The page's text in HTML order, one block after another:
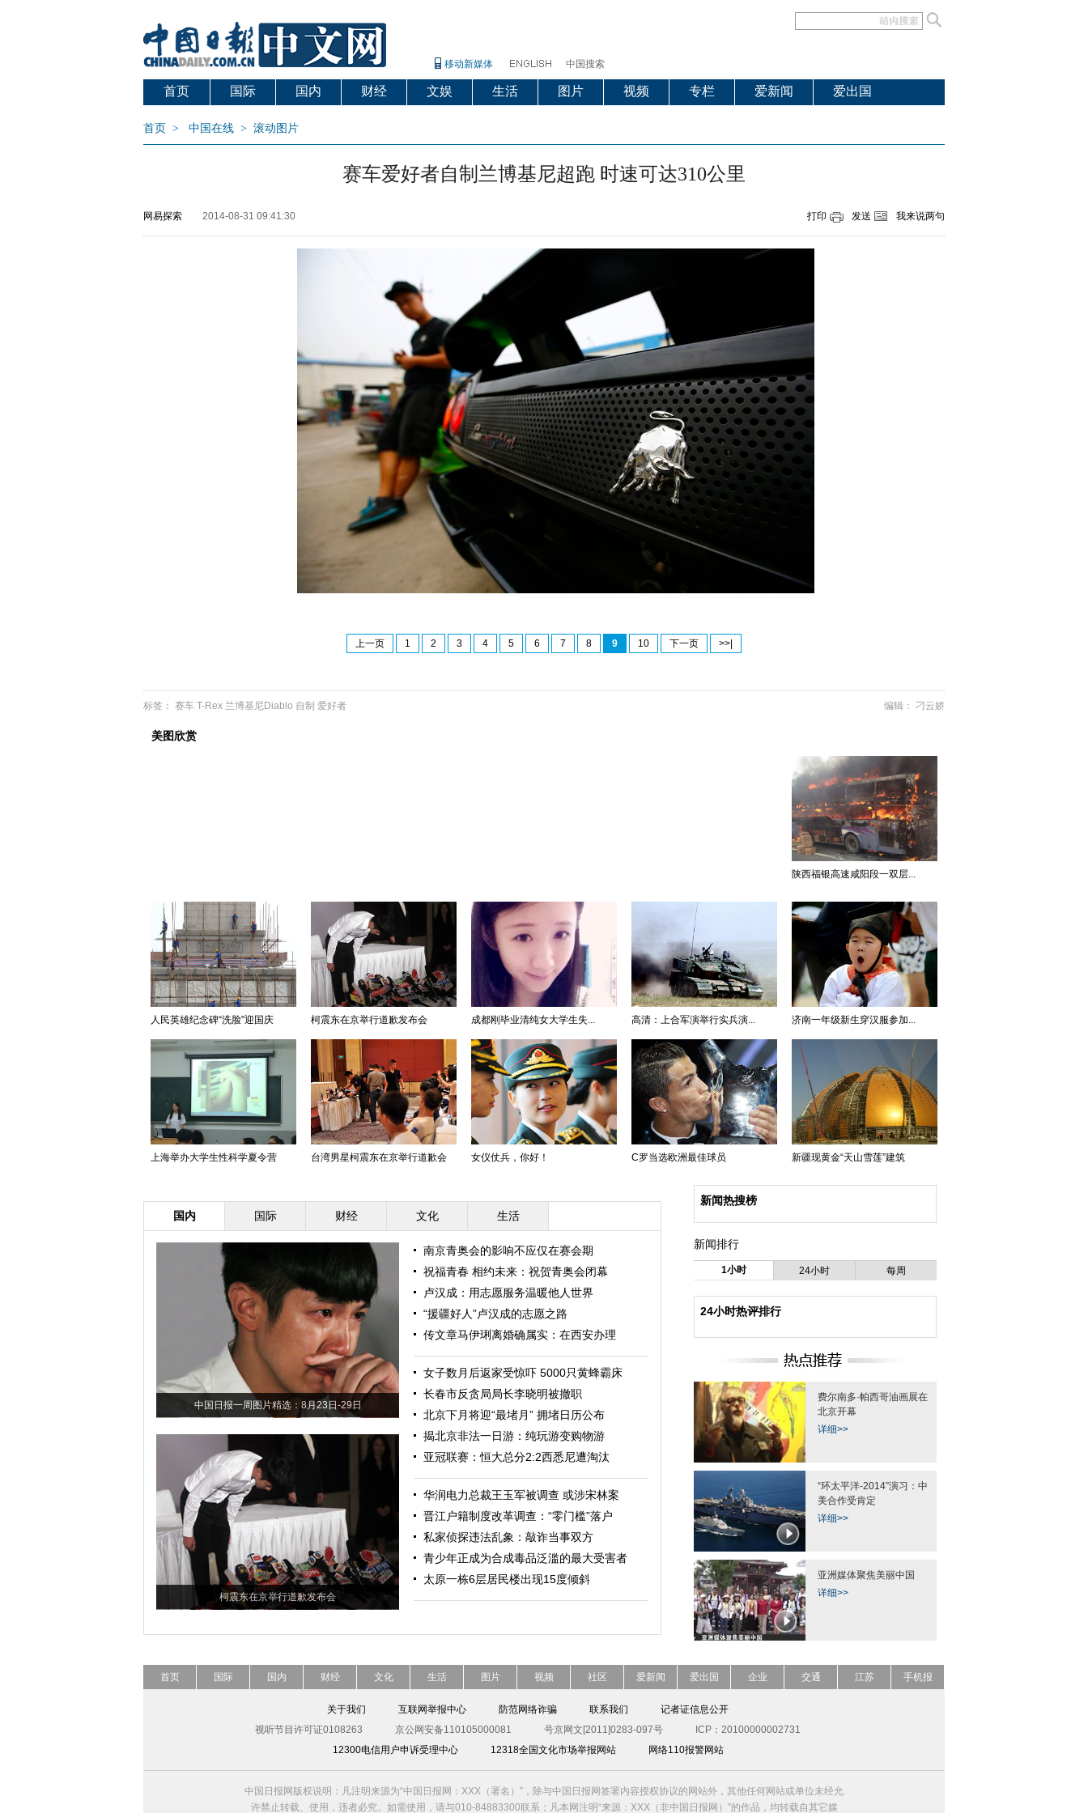
移动新媒体 中国搜索
首页 国际 国内 财经 文娱 生活 图片 视频 专栏 爱新闻 爱出国
首页 > 中国在线 > 滚动图片
赛车爱好者自制兰博基尼超跑 时速可达310公里
网易探索 2014-08-31 09:41:30 打印 发送 我来说两句
上一页 1 2 3 4 5 6 7 8 9 10 下一页 >>|
编辑： 刁云娇
标签： 赛车 T-Rex 兰博基尼Diablo 自制 爱好者
美图欣赏
陕西福银高速咸阳段一双层...
人民英雄纪念碑“洗脸”迎国庆 柯震东在京举行道歉发布会 成都刚毕业清纯女大学生失... 高清：上合军演举行实兵演... 济南一年级新生穿汉服参加...
上海举办大学生性科学夏令营 台湾男星柯震东在京举行道歉会 女仪仗兵，你好！ C罗当选欧洲最佳球员 新疆现黄金“天山雪莲”建筑
国内 国际 财经 文化 生活
中国日报一周图片精选：8月23日-29日
柯震东在京举行道歉发布会
南京青奥会的影响不应仅在赛会期
祝福青春 相约未来：祝贺青奥会闭幕
卢汉成：用志愿服务温暖他人世界
“援疆好人”卢汉成的志愿之路
传文章马伊琍离婚确属实：在西安办理
女子数月后返家受惊吓 5000只黄蜂霸床
长春市反贪局局长李晓明被撤职
北京下月将迎“最堵月” 拥堵日历公布
揭北京非法一日游：纯玩游变购物游
亚冠联赛：恒大总分2:2西悉尼遭淘汰
华润电力总裁王玉军被调查 或涉宋林案
晋江户籍制度改革调查：“零门槛”落户
私家侦探违法乱象：敲诈当事双方
青少年正成为合成毒品泛滥的最大受害者
太原一栋6层居民楼出现15度倾斜
新闻热搜榜
新闻排行
1小时 24小时 每周
24小时热评排行
费尔南多·帕西哥油画展在
北京开幕
详细>>
“环太平洋-2014”演习：中
美合作受肯定
详细>>
亚洲媒体聚焦美丽中国
详细>>
首页 国际 国内 财经 文化 生活 图片 视频 社区 爱新闻 爱出国 企业 交通 江苏 手机报
关于我们 互联网举报中心 防范网络诈骗 联系我们
记者证信息公开
视听节目许可证0108263
京公网安备110105000081 号京网文[2011]0283-097号
ICP：20100000002731
12300电信用户申诉受理中心
12318全国文化市场举报网站 网络110报警网站
中国日报网版权说明：凡注明来源为“中国日报网：XXX（署名）”，除与中国日报网签署内容授权协议的网站外，其他任何网站或单位未经允
许禁止转载、使用，违者必究。如需使用，请与010-84883300联系；凡本网注明“来源：XXX（非中国日报网）”的作品，均转载自其它媒